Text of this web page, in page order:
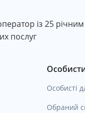
із 25
послуг
Особисті
Обраний